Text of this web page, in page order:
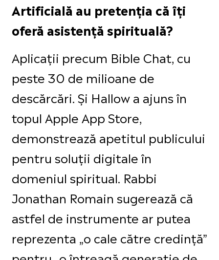
Artificială au pretenția că îți
oferă asistență spirituală?
Aplicații precum Bible Chat, cu
peste 30 de milioane de
descărcări. Și Hallow a ajuns în
topul Apple App Store,
demonstrează apetitul publicului
pentru soluții digitale în
domeniul spiritual. Rabbi
Jonathan Romain sugerează că
astfel de instrumente ar putea
reprezenta „o cale către credință”